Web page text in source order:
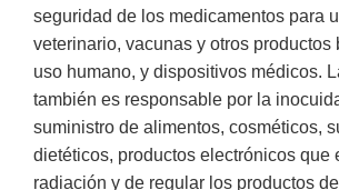
seguridad de los medicamentos para
veterinario, vacunas y otros productos
uso humano, y dispositivos médicos.
también es responsable por la
suministro de alimentos, cosméticos,
dietéticos, productos electrónicos que
radiación y de regular los productos